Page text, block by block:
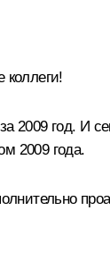
год. И
2009 года.